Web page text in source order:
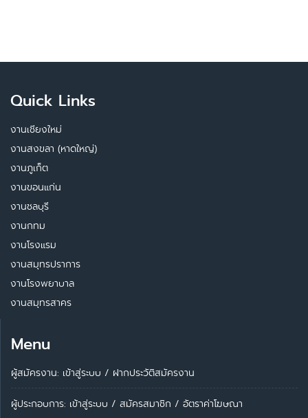
Quick Links
งานเชียงใหม่
งานสงขลา (หาดใหญ่)
งานภูเก็ต
งานขอนแก่น
งานชลบุรี
งานกทม
งานโรงแรม
งานสมุทรปราการ
งานโรงพยาบาล
งานสมุทรสาคร
Menu
ผู้สมัครงาน: เข้าสู่ระบบ / ฝากประวัติสมัครงาน
ผู้ประกอบการ: เข้าสู่ระบบ / สมัครสมาชิก / อัตราค่าโฆษณา